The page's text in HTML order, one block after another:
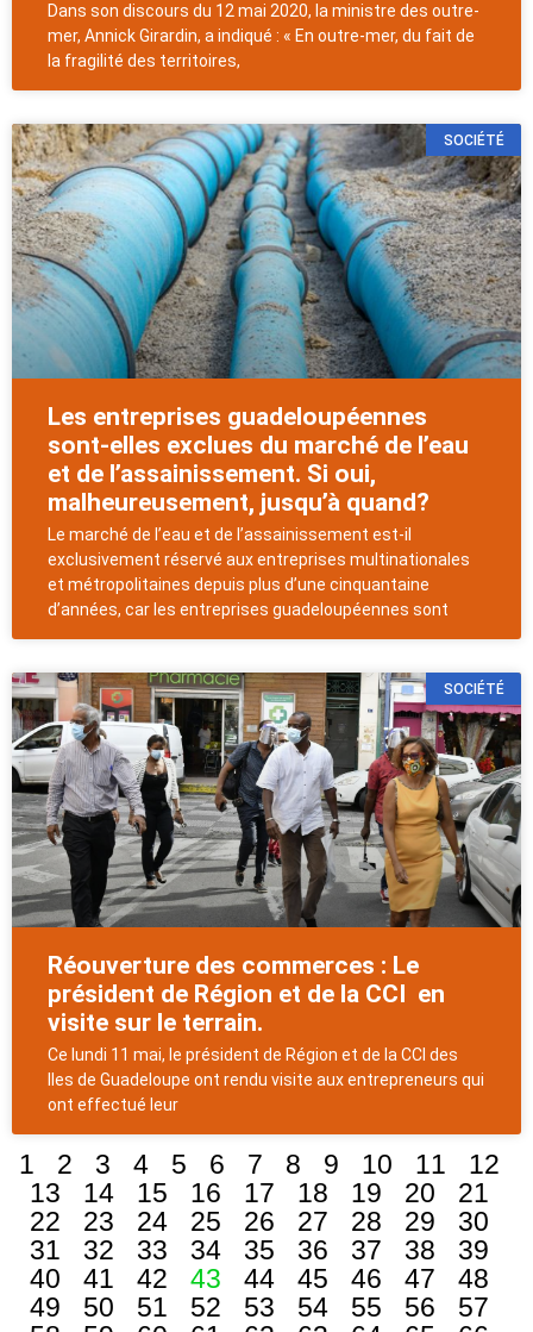
Dans son discours du 12 mai 2020, la ministre des outre-
mer, Annick Girardin, a indiqué : « En outre-mer, du fait de
la fragilité des territoires,
SOCIÉTÉ
Les entreprises guadeloupéennes
sont-elles exclues du marché de l’eau
et de l’assainissement. Si oui,
malheureusement, jusqu’à quand?
Le marché de l’eau et de l’assainissement est-il
exclusivement réservé aux entreprises multinationales
et métropolitaines depuis plus d’une cinquantaine
d’années, car les entreprises guadeloupéennes sont
SOCIÉTÉ
Réouverture des commerces : Le
président de Région et de la CCI en
visite sur le terrain.
Ce lundi 11 mai, le président de Région et de la CCI des
Iles de Guadeloupe ont rendu visite aux entrepreneurs qui
ont effectué leur
1 2 3 4 5 6 7 8 9 10 11
12
13
14 15 16 17 18 19 20
21
22
23 24 25 26 27 28 29
30
31
32 33 34 35 36 37 38
39
40
41 42 43 44 45 46 47
48
49
50 51 52 53 54 55 56
57